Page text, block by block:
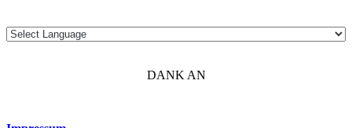
DANK AN